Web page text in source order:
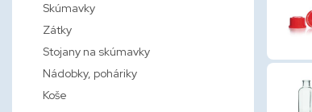
Skúmavky
Zátky
Stojany na skúmavky
Nádobky, poháriky
Koše